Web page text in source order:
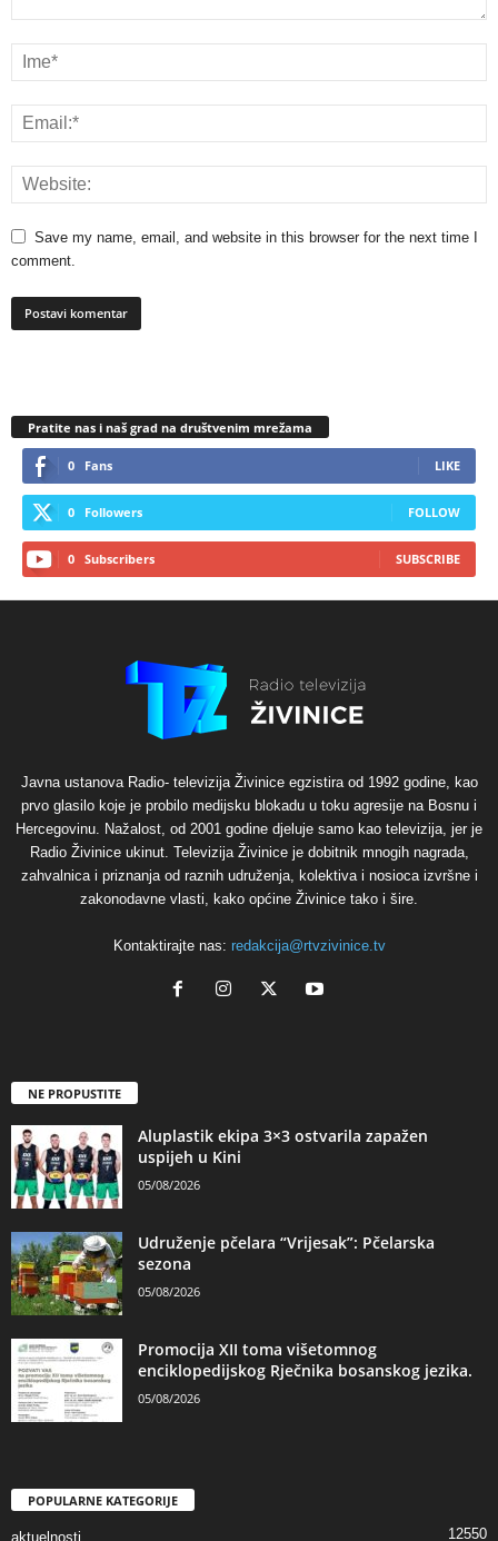
Save my name, email, and website in this browser for the next time I
comment.
Pratite nas i naš grad na društvenim mrežama
0 Fans LIKE
0 Followers FOLLOW
0 Subscribers SUBSCRIBE
Javna ustanova Radio- televizija Živinice egzistira od 1992 godine, kao
prvo glasilo koje je probilo medijsku blokadu u toku agresije na Bosnu i
Hercegovinu. Nažalost, od 2001 godine djeluje samo kao televizija, jer je
Radio Živinice ukinut. Televizija Živinice je dobitnik mnogih nagrada,
zahvalnica i priznanja od raznih udruženja, kolektiva i nosioca izvršne i
zakonodavne vlasti, kako općine Živinice tako i šire.
Kontaktirajte nas: redakcija@rtvzivinice.tv
NE PROPUSTITE
Aluplastik ekipa 3×3 ostvarila zapažen
uspijeh u Kini
05/08/2026
Udruženje pčelara “Vrijesak”: Pčelarska
sezona
05/08/2026
Promocija XII toma višetomnog
enciklopedijskog Rječnika bosanskog jezika.
05/08/2026
POPULARNE KATEGORIJE
aktuelnosti 12550